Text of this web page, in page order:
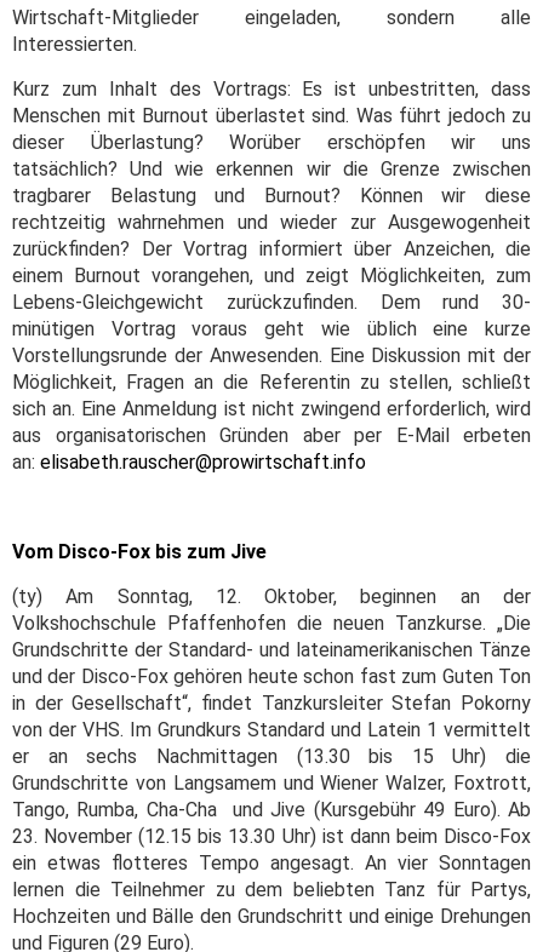
Wirtschaft-Mitglieder eingeladen, sondern alle
Interessierten.
Kurz zum Inhalt des Vortrags: Es ist unbestritten, dass
Menschen mit Burnout überlastet sind. Was führt jedoch zu
dieser Überlastung? Worüber erschöpfen wir uns
tatsächlich? Und wie erkennen wir die Grenze zwischen
tragbarer Belastung und Burnout? Können wir diese
rechtzeitig wahrnehmen und wieder zur Ausgewogenheit
zurückfinden? Der Vortrag informiert über Anzeichen, die
einem Burnout vorangehen, und zeigt Möglichkeiten, zum
Lebens-Gleichgewicht zurückzufinden. Dem rund 30-
minütigen Vortrag voraus geht wie üblich eine kurze
Vorstellungsrunde der Anwesenden. Eine Diskussion mit der
Möglichkeit, Fragen an die Referentin zu stellen, schließt
sich an. Eine Anmeldung ist nicht zwingend erforderlich, wird
aus organisatorischen Gründen aber per E-Mail erbeten
an: elisabeth.rauscher@prowirtschaft.info
Vom Disco-Fox bis zum Jive
(ty) Am Sonntag, 12. Oktober, beginnen an der
Volkshochschule Pfaffenhofen die neuen Tanzkurse. „Die
Grundschritte der Standard- und lateinamerikanischen Tänze
und der Disco-Fox gehören heute schon fast zum Guten Ton
in der Gesellschaft“, findet Tanzkursleiter Stefan Pokorny
von der VHS. Im Grundkurs Standard und Latein 1 vermittelt
er an sechs Nachmittagen (13.30 bis 15 Uhr) die
Grundschritte von Langsamem und Wiener Walzer, Foxtrott,
Tango, Rumba, Cha-Cha und Jive (Kursgebühr 49 Euro). Ab
23. November (12.15 bis 13.30 Uhr) ist dann beim Disco-Fox
ein etwas flotteres Tempo angesagt. An vier Sonntagen
lernen die Teilnehmer zu dem beliebten Tanz für Partys,
Hochzeiten und Bälle den Grundschritt und einige Drehungen
und Figuren (29 Euro).